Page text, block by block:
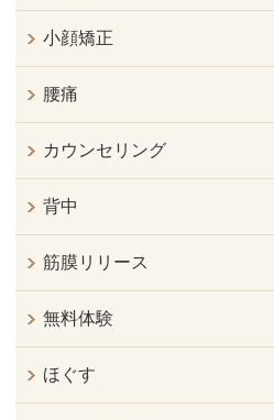
小顔矯正
腰痛
カウンセリング
背中
筋膜リリース
無料体験
ほぐす